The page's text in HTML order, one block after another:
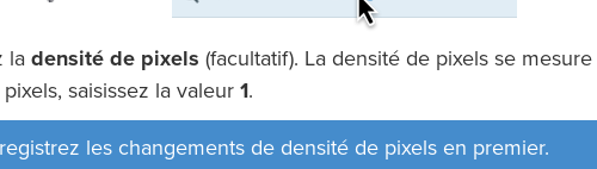
la densité de pixels (facultatif). La densité de pixels se
saisissez la valeur 1 .
les changements de densité de pixels en premier.